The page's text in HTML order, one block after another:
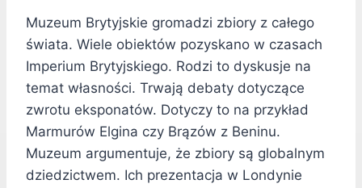
Muzeum Brytyjskie gromadzi zbiory z całego
świata. Wiele obiektów pozyskano w czasach
Imperium Brytyjskiego. Rodzi to dyskusje na
temat własności. Trwają debaty dotyczące
zwrotu eksponatów. Dotyczy to na przykład
Marmurów Elgina czy Brązów z Beninu.
Muzeum argumentuje, że zbiory są globalnym
dziedzictwem. Ich prezentacja w Londynie